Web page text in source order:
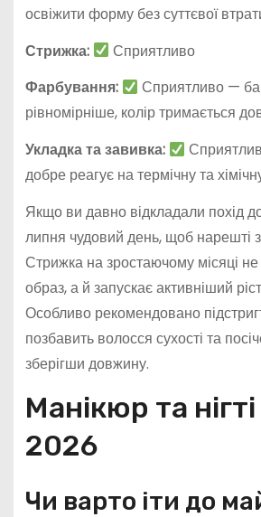
освіжити форму без суттєвої
Стрижка:
Сприятливо
Фарбування:
Сприятливо —
рівномірніше, колір тримається
Укладка та завивка:
добре реагує на термічну та
Якщо ви давно відкладали похід
липня чудовий день, щоб нарешті
Стрижка на зростаючому місяці
образ, а й запускає активніший
Особливо рекомендовано
позбавить волосся сухості та
зберігши довжину.
Манікюр та
2026
Чи варто іти до